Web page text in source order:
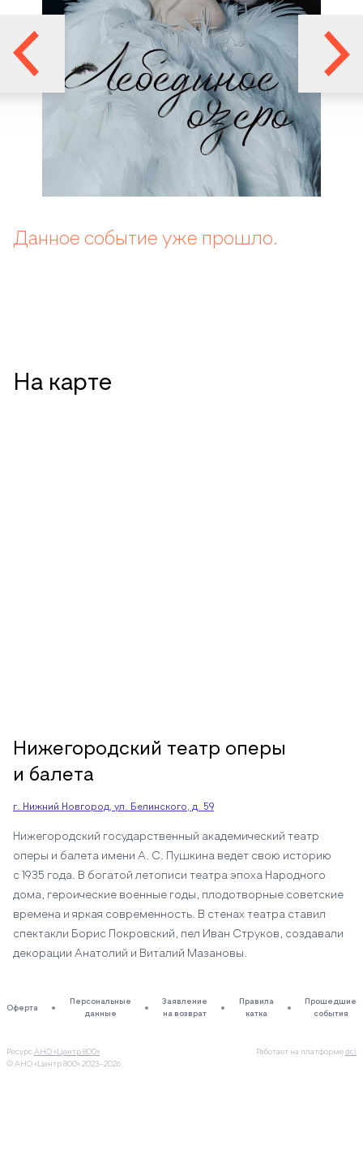
Данное событие уже прошло.
На карте
Нижегородский театр оперы
и балета
г. Нижний Новгород, ул. Белинского, д. 59
Нижегородский государственный академический театр
оперы и балета имени А. С. Пушкина ведет свою историю
с 1935 года. В богатой летописи театра эпоха Народного
дома, героические военные годы, плодотворные советские
времена и яркая современность. В стенах театра ставил
спектакли Борис Покровский, пел Иван Струков, создавали
декорации Анатолий и Виталий Мазановы.
Оферта
Персональные
данные
Заявление
на возврат
Правила
катка
Прошедшие
события
Ресурс АНО «Центр 800»
© АНО «Центр 800» 2023–2026
Работает на платформе dcl